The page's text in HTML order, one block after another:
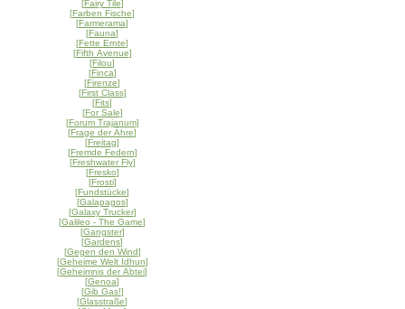
[Fairy Tile]
[Farben Fische]
[Farmerama]
[Fauna]
[Fette Ernte]
[Fifth Avenue]
[Filou]
[Finca]
[Firenze]
[First Class]
[Fits]
[For Sale]
[Forum Trajanum]
[Frage der Ähre]
[Freitag]
[Fremde Federn]
[Freshwater Fly]
[Fresko]
[Frosti]
[Fundstücke]
[Galapagos]
[Galaxy Trucker]
[Galileo - The Game]
[Gangster]
[Gardens]
[Gegen den Wind]
[Geheime Welt Idhun]
[Geheimnis der Abtei]
[Genoa]
[Gib Gas!]
[Glasstraße]